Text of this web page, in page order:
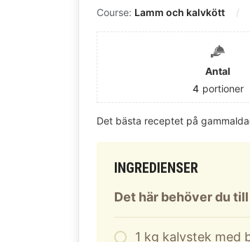
Course: Lamm och kalvkött
Antal
4 portioner
Det bästa receptet på
INGREDIENSER
Det här behöver du
1 kg kalvstek med